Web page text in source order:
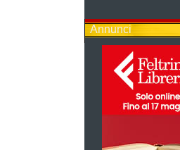
Annunci